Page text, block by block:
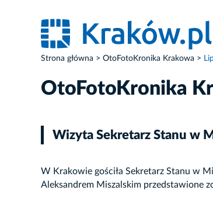
Strona główna OtoFotoKronika Krakowa
OtoFotoKronika
Wizyta Sekretarz Stanu w
W Krakowie gościła Sekretarz Stanu w
Aleksandrem Miszalskim przedstawione